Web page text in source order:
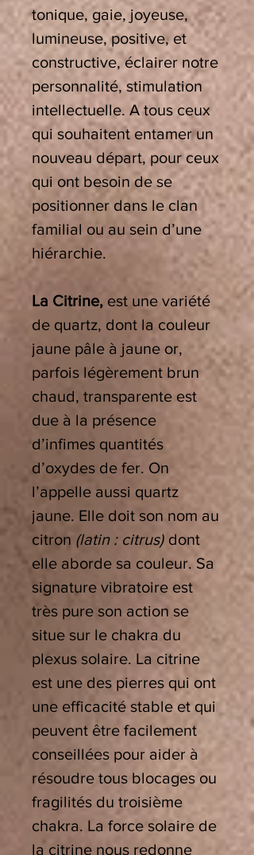
tonique, gaie, joyeuse,
lumineuse, positive, et
constructive, éclairer notre
personnalité, stimulation
intellectuelle. A tous ceux
qui souhaitent entamer un
nouveau départ, pour ceux
qui ont besoin de se
positionner dans le clan
familial ou au sein d’une
hiérarchie.
La Citrine, est une variété
de quartz, dont la couleur
jaune pâle à jaune or,
parfois légèrement brun
chaud, transparente est
due à la présence
d’infimes quantités
d’oxydes de fer. On
l’appelle aussi quartz
jaune. Elle doit son nom au
citron (latin : citrus) dont
elle aborde sa couleur. Sa
signature vibratoire est
très pure son action se
situe sur le chakra du
plexus solaire. La citrine
est une des pierres qui ont
une efficacité stable et qui
peuvent être facilement
conseillées pour aider à
résoudre tous blocages ou
fragilités du troisième
chakra. La force solaire de
la citrine nous redonne